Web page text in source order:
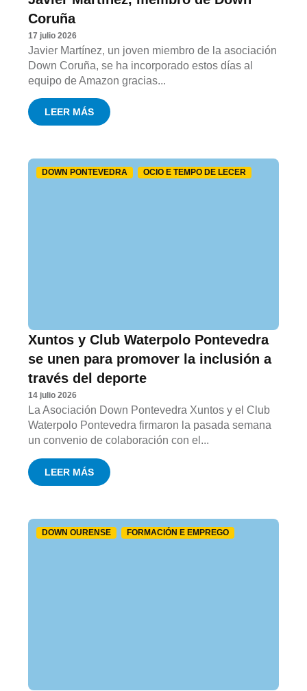
Coruña
17 julio 2026
Javier Martínez, un joven miembro de la asociación
Down Coruña, se ha incorporado estos días al
equipo de Amazon gracias...
LEER MÁS
DOWN PONTEVEDRA OCIO E TEMPO DE LECER
Xuntos y Club Waterpolo Pontevedra
se unen para promover la inclusión a
través del deporte
14 julio 2026
La Asociación Down Pontevedra Xuntos y el Club
Waterpolo Pontevedra firmaron la pasada semana
un convenio de colaboración con el...
LEER MÁS
DOWN OURENSE FORMACIÓN E EMPREGO